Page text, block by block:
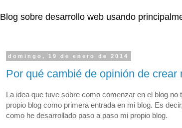
Blog sobre desarrollo web usando
domingo, 19 de enero de 2014
Por qué cambié de opinión de crear
La idea que tuve sobre como comenzar en el blog
propio blog como primera entrada en mi blog. Es
como he desarrollado paso a paso mi propio blog.